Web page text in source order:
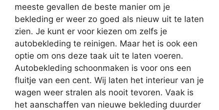
meeste gevallen de beste manier om je
bekleding er weer zo goed als nieuw uit te laten
zien. Je kunt er voor kiezen om zelfs je
autobekleding te reinigen. Maar het is ook een
optie om ons deze taak uit te laten voeren.
Autobekleding schoonmaken is voor ons een
fluitje van een cent. Wij laten het interieur van je
wagen weer stralen als nooit tevoren. Vaak is
het aanschaffen van nieuwe bekleding duurder